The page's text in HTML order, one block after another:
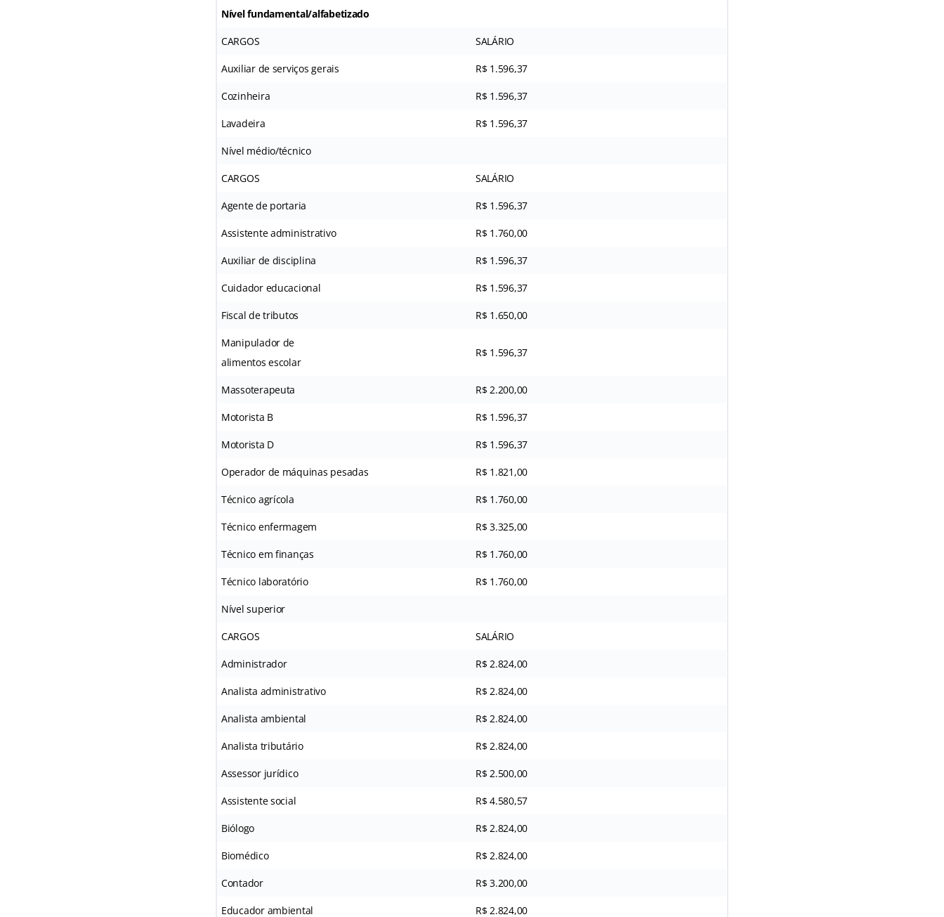
Nível fundamental/alfabetizado
CARGOS SALÁRIO
Auxiliar de serviços gerais R$ 1.596,37
Cozinheira R$ 1.596,37
Lavadeira R$ 1.596,37
Nível médio/técnico
CARGOS SALÁRIO
Agente de portaria R$ 1.596,37
Assistente administrativo R$ 1.760,00
Auxiliar de disciplina R$ 1.596,37
Cuidador educacional R$ 1.596,37
Fiscal de tributos R$ 1.650,00
Manipulador de
alimentos escolar
R$ 1.596,37
Massoterapeuta R$ 2.200,00
Motorista B R$ 1.596,37
Motorista D R$ 1.596,37
Operador de máquinas pesadas R$ 1.821,00
Técnico agrícola R$ 1.760,00
Técnico enfermagem R$ 3.325,00
Técnico em finanças R$ 1.760,00
Técnico laboratório R$ 1.760,00
Nível superior
CARGOS SALÁRIO
Administrador R$ 2.824,00
Analista administrativo R$ 2.824,00
Analista ambiental R$ 2.824,00
Analista tributário R$ 2.824,00
Assessor jurídico R$ 2.500,00
Assistente social R$ 4.580,57
Biólogo R$ 2.824,00
Biomédico R$ 2.824,00
Contador R$ 3.200,00
Educador ambiental R$ 2.824,00